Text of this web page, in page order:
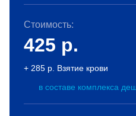
Стоимость:
425 р.
+ 285 р. Взятие крови
в составе комплекса